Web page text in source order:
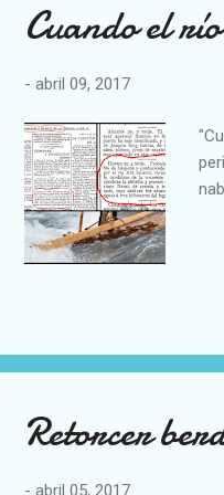
Cuando el
- abril 09, 2017
Retorcer
- abril 05, 2017